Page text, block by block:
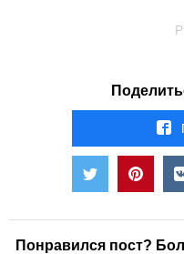
Понравился пост?